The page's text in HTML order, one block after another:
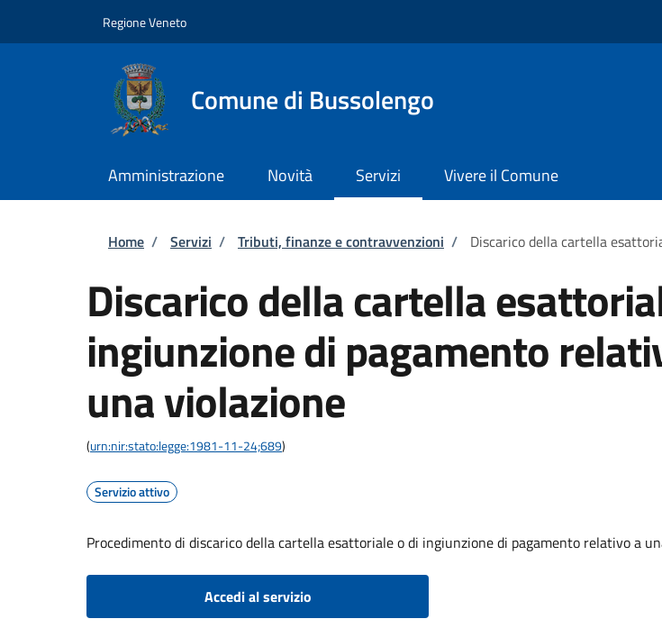
Regione Veneto
Comune di Bussolengo
Amministrazione Novità Servizi Vivere il Comune
Briciole di pane
Home / Servizi / Tributi, finanze e contravvenzioni / Discarico della cartella
Discarico della cartella
ingiunzione di pagamento
una violazione
(urn:nir:stato:legge:1981-11-24;689)
Servizio attivo
Procedimento di discarico della cartella esattoriale o di ingiunzione di pagamento relativo a
Accedi al servizio